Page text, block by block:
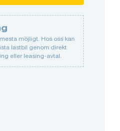
möjligt. Hos oss kan
lastbil genom direkt
eller leasing-avtal.